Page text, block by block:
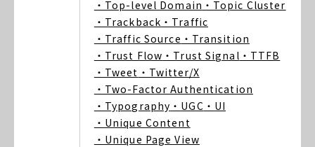
・Top-level Domain ・Topic Cluster
・Trackback ・Traffic
・Traffic Source ・Transition
・Trust Flow ・Trust Signal ・TTFB
・Tweet ・Twitter/X
・Two-Factor Authentication
・Typography ・UGC ・UI
・Unique Content
・Unique Page View